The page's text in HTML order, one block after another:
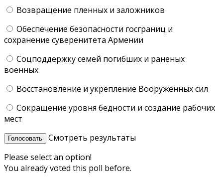
Возвращение пленных и заложников
Обеспечение безопасности госграниц и
сохранение суверенитета Армении
Соцподдержку семей погибших и раненых
военных
Восстановление и укрепление Вооруженных сил
Сокращение уровня бедности и создание рабочих
мест
Голосовать
Смотреть результаты
Please select an option!
You already voted this poll before.